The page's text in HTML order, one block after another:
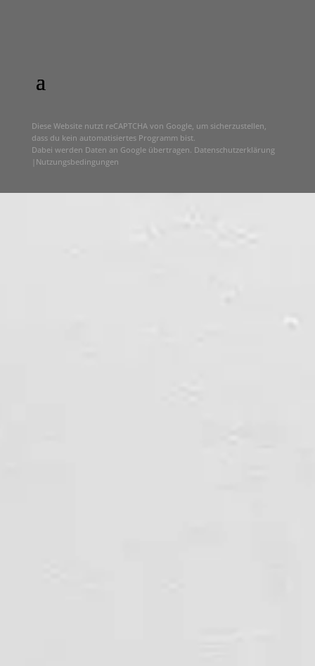
Diese Website nutzt reCAPTCHA von Google, um sicherzustellen,
dass du kein automatisiertes Programm bist.
Dabei werden Daten an Google übertragen. Datenschutzerklärung
Nutzungsbedingungen